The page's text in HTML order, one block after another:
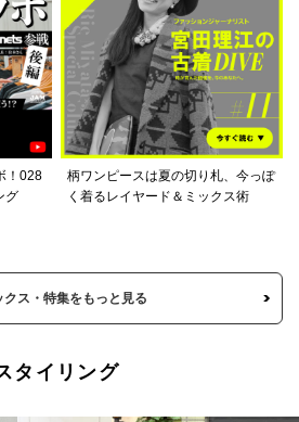
！028
グ
柄ワンピースは夏の切り札、今っぽ
く着るレイヤード＆ミックス術
クス・特集をもっと見る
タイリング